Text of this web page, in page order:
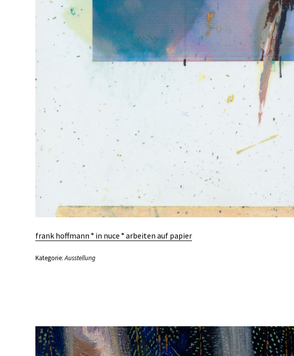
frank hoffmann ° in nuce ° arbeiten auf papier
Kategorie:Ausstellung